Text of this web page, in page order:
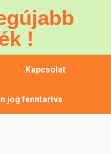
!
Kapcsolat
jog fenntartva